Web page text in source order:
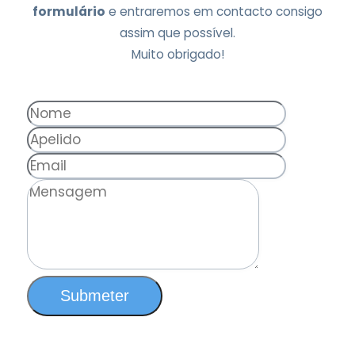
formulário e entraremos em contacto consigo
assim que possível.
Muito obrigado!
Submeter